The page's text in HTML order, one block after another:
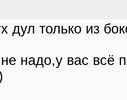
дул только из
надо,у вас всё